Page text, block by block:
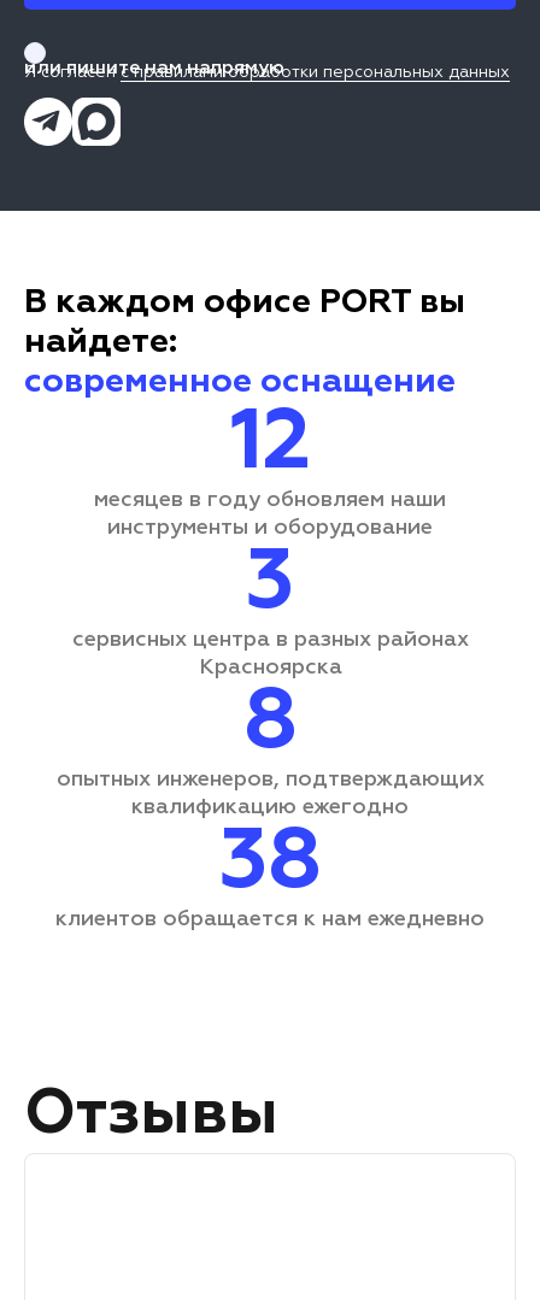
Я согласен с правилами обработки персональных данных
или пишите нам напрямую
В каждом офисе PORT вы
найдете:
современное оснащение
12
месяцев в году обновляем наши
инструменты и оборудование
3
сервисных центра в разных районах
Красноярска
8
опытных инженеров, подтверждающих
квалификацию ежегодно
38
клиентов обращается к нам ежедневно
Отзывы